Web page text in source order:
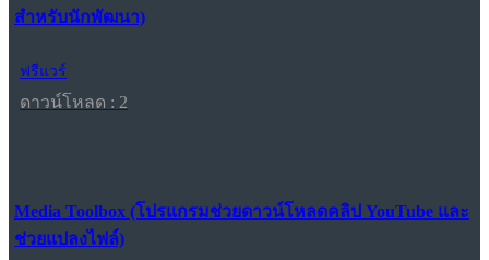
สำหรับนักพัฒนา)
ฟรีแวร์
ดาวน์โหลด : 2
Media Toolbox (โปรแกรมช่วยดาวน์โหลดคลิป YouTube และ
ช่วยแปลงไฟล์)